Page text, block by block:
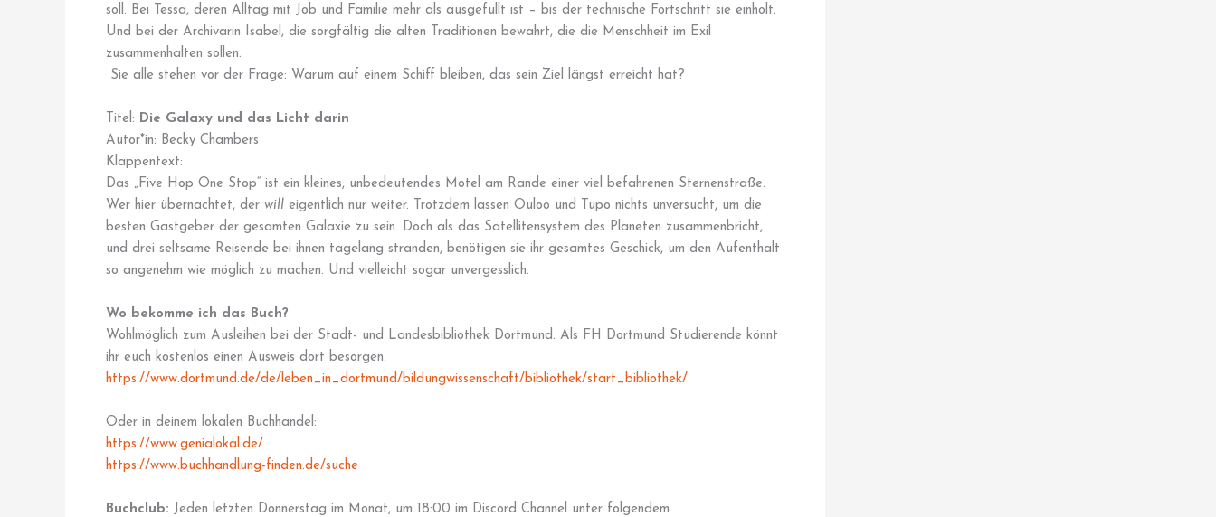
soll. Bei Tessa, deren Alltag mit Job und Familie mehr als ausgefüllt ist – bis der technische Fortschritt sie einholt.
Und bei der Archivarin Isabel, die sorgfältig die alten Traditionen bewahrt, die die Menschheit im Exil
zusammenhalten sollen.
Sie alle stehen vor der Frage: Warum auf einem Schiff bleiben, das sein Ziel längst erreicht hat?
Titel: Die Galaxy und das Licht darin
Autor*in: Becky Chambers
Klappentext:
Das „Five Hop One Stop“ ist ein kleines, unbedeutendes Motel am Rande einer viel befahrenen Sternenstraße.
Wer hier übernachtet, der will eigentlich nur weiter. Trotzdem lassen Ouloo und Tupo nichts unversucht, um die
besten Gastgeber der gesamten Galaxie zu sein. Doch als das Satellitensystem des Planeten zusammenbricht,
und drei seltsame Reisende bei ihnen tagelang stranden, benötigen sie ihr gesamtes Geschick, um den Aufenthalt
so angenehm wie möglich zu machen. Und vielleicht sogar unvergesslich.
Wo bekomme ich das Buch?
Wohlmöglich zum Ausleihen bei der Stadt- und Landesbibliothek Dortmund. Als FH Dortmund Studierende könnt
ihr euch kostenlos einen Ausweis dort besorgen.
https://www.dortmund.de/de/leben_in_dortmund/bildungwissenschaft/bibliothek/start_bibliothek/
Oder in deinem lokalen Buchhandel:
https://www.genialokal.de/
https://www.buchhandlung-finden.de/suche
Buchclub: Jeden letzten Donnerstag im Monat, um 18:00 im Discord Channel unter folgendem